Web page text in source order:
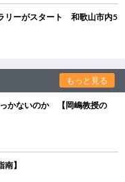
リーがスタート 和歌山市内5
もっと見る
かないのか 【岡嶋教授の
】